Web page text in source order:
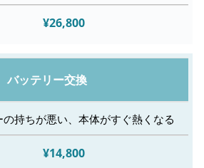
¥26,800
バッテリー交換
持ちが悪い、本体がすぐ熱くなる
¥14,800